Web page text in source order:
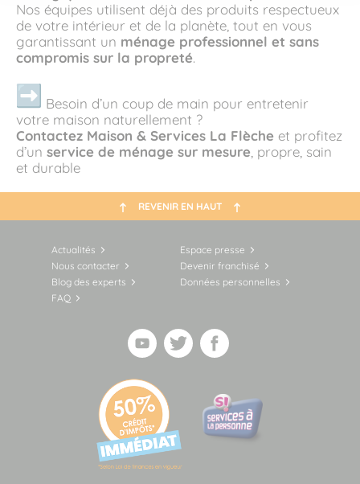
Nos équipes utilisent déjà des produits respectueux
de votre intérieur et de la planète, tout en vous
garantissant un ménage professionnel et sans
compromis sur la propreté.
Besoin d’un coup de main pour entretenir
votre maison naturellement ?
Contactez Maison & Services La Flèche et profitez
d’un service de ménage sur mesure, propre, sain
et durable
REVENIR EN HAUT
Actualités
Espace presse
Nous contacter
Devenir franchisé
Blog des experts
Données personnelles
FAQ